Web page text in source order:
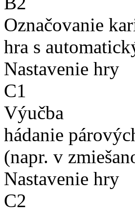
Označovanie
hra s
Nastavenie hry
C1
Výučba
hádanie
(napr. v
Nastavenie hry
C2